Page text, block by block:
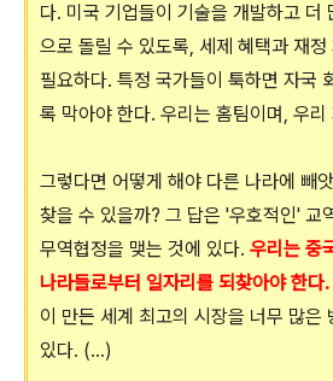
다. 미국 기업들이 기술을 개발하고 더
으로 돌릴 수 있도록, 세제 혜택과 재정
필요하다. 특정 국가들이 툭하면 자국
록 막아야 한다. 우리는 홈팀이며, 우
그렇다면 어떻게 해야 다른 나라에 빼
찾을 수 있을까? 그 답은 '우호적인' 교
무역협정을 맺는 것에 있다. 우리는 중
나라들로부터 일자리를 되찾아야 한다.
이 만든 세계 최고의 시장을 너무 많은
있다. (...)